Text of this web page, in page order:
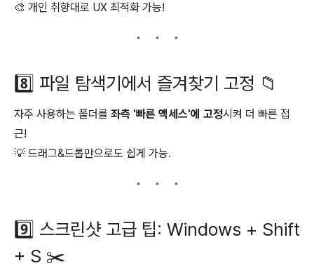
🎨 개인 취향대로 UX 최적화 가능!
8️⃣ 파일 탐색기에서 즐겨찾기 고정 📁
자주 사용하는 폴더를 좌측 '빠른 액세스'에 고정시켜 더 빠른 접
근!
💡 드래그&드롭만으로도 쉽게 가능.
9️⃣ 스크린샷 고급 팁: Windows + Shift
+ S ✂️